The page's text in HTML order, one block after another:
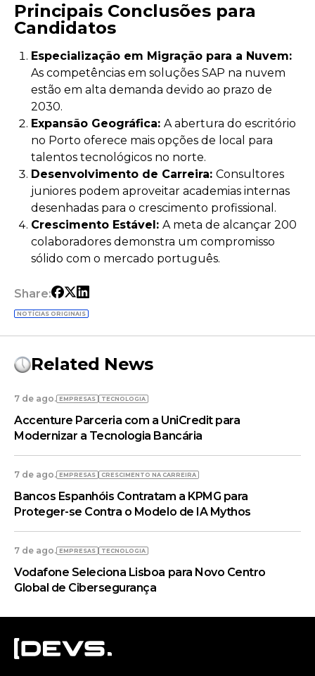
Principais Conclusões para
Candidatos
Especialização em Migração para a Nuvem:
As competências em soluções SAP na nuvem
estão em alta demanda devido ao prazo de
2030.
Expansão Geográfica: A abertura do escritório
no Porto oferece mais opções de local para
talentos tecnológicos no norte.
Desenvolvimento de Carreira: Consultores
juniores podem aproveitar academias internas
desenhadas para o crescimento profissional.
Crescimento Estável: A meta de alcançar 200
colaboradores demonstra um compromisso
sólido com o mercado português.
Share:
NOTÍCIAS ORIGINAIS
Related News
7 de ago. EMPRESAS TECNOLOGIA
Accenture Parceria com a UniCredit para
Modernizar a Tecnologia Bancária
7 de ago. EMPRESAS CRESCIMENTO NA CARREIRA
Bancos Espanhóis Contratam a KPMG para
Proteger-se Contra o Modelo de IA Mythos
7 de ago. EMPRESAS TECNOLOGIA
Vodafone Seleciona Lisboa para Novo Centro
Global de Cibersegurança